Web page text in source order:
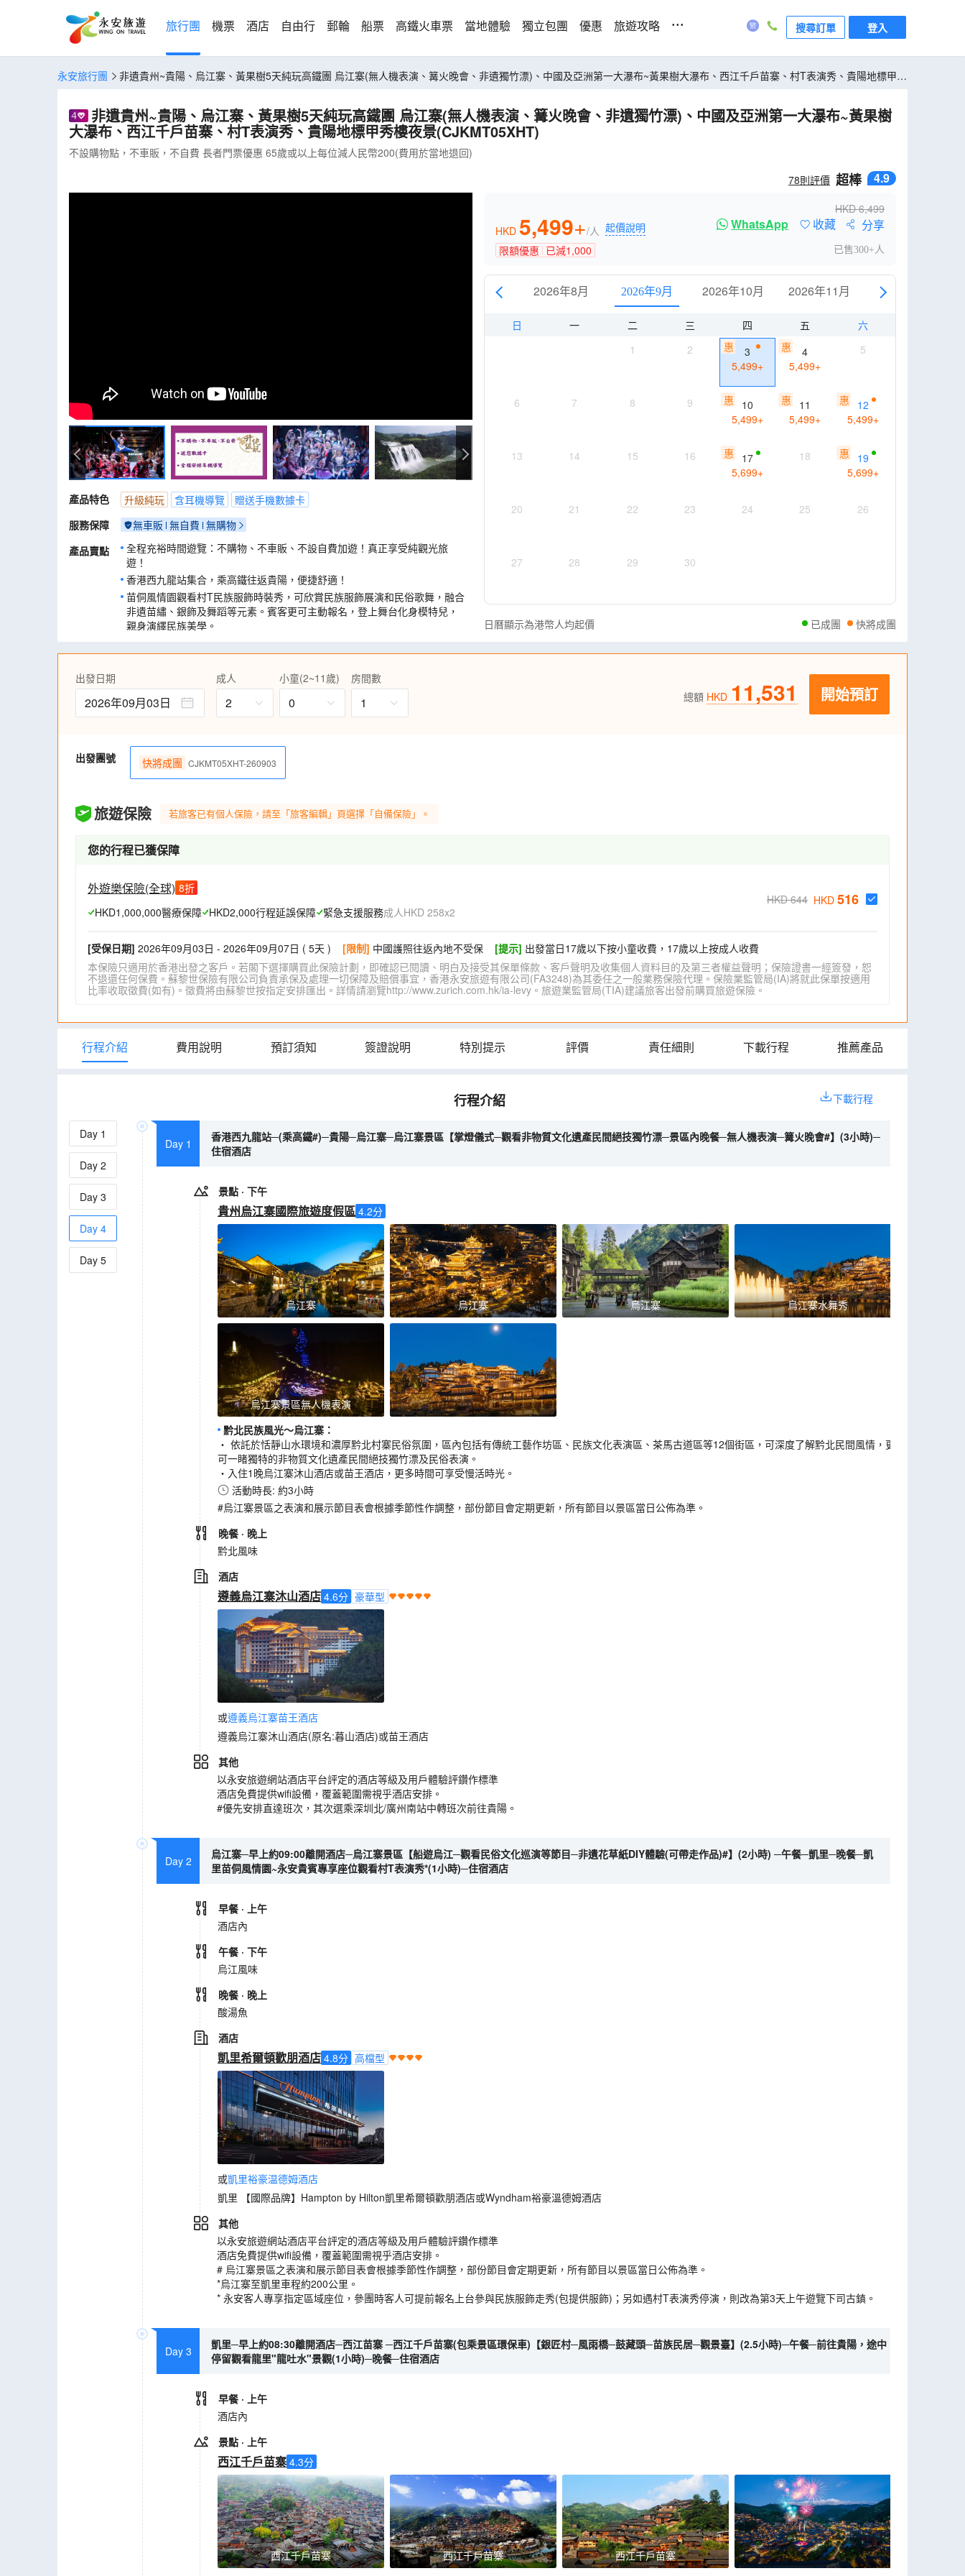
旅行團 機票 酒店 自由行 郵輪 船票 高鐵火車票 當地體驗 獨立包團 優惠 旅遊攻略 ... 搜尋訂單 登入
永安旅行團
非遺貴州~貴陽、烏江寨、黃果樹5天純玩高鐵團 烏江寨(無人機表演、篝火晚會、非遺獨竹漂)、中國及亞洲第一大瀑布~黃果樹大瀑布、西江千戶苗寨、村T表演秀、貴陽地標甲秀
非遺貴州~貴陽、烏江寨、黃果樹5天純玩高鐵團 烏江寨(無人機表演、篝火晚會、非遺獨竹漂)、中國及亞洲第一大瀑布~黃果樹
大瀑布、西江千戶苗寨、村T表演秀、貴陽地標甲秀樓夜景(CJKMT05XHT)
不設購物點，不車販，不自費 長者門票優惠 65歲或以上每位減人民幣200(費用於當地退回)
78則評價 超棒 4.9
凱里苗侗風情園~村T表演秀
產品特色 升級純玩 含耳機導覽
贈送手機數據卡
服務保障
無車販 無自費 無購物
產品賣點
全程充裕時間遊覽：不購物、不車販、不設自費加遊！真正享受純觀光旅
遊！
香港西九龍站集合，乘高鐵往返貴陽，便捷舒適！
苗侗風情園觀看村T民族服飾時裝秀，可欣賞民族服飾展演和民俗歌舞，融合
非遺苗繡、銀飾及舞蹈等元素。賓客更可主動報名，登上舞台化身模特兒，
親身演繹民族美學。
民間絕技獨竹漂，晚上更會上演震撼的音樂水舞秀、目不暇給的無人機表
演、熱鬧的篝火晚會。更可體驗非遺花草紙DIY。
到訪中國及亞洲第一大瀑布~黃果樹大瀑布，重本包門票、環保車及上行觀光
扶手電梯，輕鬆飽覽瀑布壯麗。
走進世界最大苗寨村寨~西江千戶苗寨，過千幢吊腳樓依山而建，蔚為壯觀。
風味等，從味蕾深入感受黔菜多元文化。
保證乘坐2+1座位VIP豪華旅遊車，舒適稱心，盡享愜意旅途。
【窩心體貼】 全程午、晚餐包酒水，包每位客人每天一瓶礦泉水。
家人、朋友分享，通訊無間斷。 (註3)
HKD6,499
HKD 5,499+/人 起價說明
限額優惠 已減1,000
WhatsApp 收藏 分享
已售300+人
2026年8月 2026年9月 2026年10月 2026年11月
日 一 二 三 四 五
六
1
2 惠
3
5,499+
惠
4
5,499+
5
6 7 8 9 惠
10
5,499+
惠
11
5,499+
惠
12
5,499+
13 14 15 16 惠
17
5,699+
18 惠
19
5,699+
20 21 22 23 24 25 26
27 28 29 30
日曆顯示為港幣人均起價 已成團 快將成團
出發日期
2026年09月03日
成人
2
小童(2~11歲)
0
房間數
1 總額 HKD 11,531 開始預訂
出發團號 快將成團 CJKMT05XHT-260903
旅遊保險 若旅客已有個人保險，請至「旅客編輯」頁選擇「自備保險」。
您的行程已獲保障
外遊樂保險(全球) 8折
HKD1,000,000醫療保障 HKD2,000行程延誤保障 緊急支援服務成人HKD 258x2
HKD 644 HKD 516
[受保日期] 2026年09月03日 - 2026年09月07日 ( 5天 ) [限制] 中國護照往返內地不受保 [提示] 出發當日17歲以下按小童收費，17歲以上按成人收費
本保險只適用於香港出發之客戶。若閣下選擇購買此保險計劃，即確認已閱讀、明白及接受其保單條款、客戶聲明及收集個人資料目的及第三者權益聲明；保險證書一經簽發，恕
不退還任何保費。蘇黎世保險有限公司負責承保及處理一切保障及賠償事宜，香港永安旅遊有限公司(FA3248)為其委任之一般業務保險代理。保險業監管局(IA)將就此保單按適用
比率收取徵費(如有)。徵費將由蘇黎世按指定安排匯出。詳情請瀏覽http://www.zurich.com.hk/ia-levy。旅遊業監管局(TIA)建議旅客出發前購買旅遊保險。
行程介紹 費用說明 預訂須知 簽證說明 特別提示 評價 責任細則 下載行程 推薦產品
行程介紹 下載行程
Day 1
Day 2
Day 3
Day 4
Day 5
Day 1
香港西九龍站─(乘高鐵#)─貴陽─烏江寨─烏江寨景區【掌燈儀式─觀看非物質文化遺產民間絕技獨竹漂─景區內晚餐─無人機表演─篝火晚會#】(3小時)─
住宿酒店
景點 · 下午
貴州烏江寨國際旅遊度假區 4.2分
烏江寨 烏江寨 烏江寨 烏江寨水舞秀
烏江寨景區無人機表演
黔北民族風光～烏江寨：
‧ 依託於恬靜山水環境和濃厚黔北村寨民俗氛圍，區內包括有傳統工藝作坊區、民族文化表演區、茶馬古道區等12個街區，可深度了解黔北民間風情，更
可一睹獨特的非物質文化遺產民間絕技獨竹漂及民俗表演。
‧入住1晚烏江寨沐山酒店或苗王酒店，更多時間可享受慢活時光。
活動時長: 約3小時
#烏江寨景區之表演和展示節目表會根據季節性作調整，部份節目會定期更新，所有節目以景區當日公佈為準。
晚餐 · 晚上
黔北風味
酒店
遵義烏江寨沐山酒店 4.6分 豪華型
或遵義烏江寨苗王酒店
遵義烏江寨沐山酒店(原名:暮山酒店)或苗王酒店
其他
以永安旅遊網站酒店平台評定的酒店等級及用戶體驗評鑽作標準
酒店免費提供wifi設備，覆蓋範圍需視乎酒店安排。
#優先安排直達班次，其次選乘深圳北/廣州南站中轉班次前往貴陽。
Day 2
烏江寨─早上約09:00離開酒店─烏江寨景區【船遊烏江─觀看民俗文化巡演等節目─非遺花草紙DIY體驗(可帶走作品)#】(2小時) ─午餐─凱里─晚餐─凱
里苗侗風情園~永安貴賓專享座位觀看村T表演秀*(1小時)─住宿酒店
早餐 · 上午
酒店內
午餐 · 下午
烏江風味
晚餐 · 晚上
酸湯魚
酒店
凱里希爾頓歡朋酒店 4.8分 高檔型
或凱里裕豪温德姆酒店
凱里 【國際品牌】Hampton by Hilton凱里希爾頓歡朋酒店或Wyndham裕豪溫德姆酒店
其他
以永安旅遊網站酒店平台評定的酒店等級及用戶體驗評鑽作標準
酒店免費提供wifi設備，覆蓋範圍需視乎酒店安排。
# 烏江寨景區之表演和展示節目表會根據季節性作調整，部份節目會定期更新，所有節目以景區當日公佈為準。
*烏江寨至凱里車程約200公里。
* 永安客人專享指定區域座位，參團時客人可提前報名上台參與民族服飾走秀(包提供服飾)；另如遇村T表演秀停演，則改為第3天上午遊覽下司古鎮。
Day 3
凱里─早上約08:30離開酒店─西江苗寨 ─西江千戶苗寨(包乘景區環保車)【銀匠村─風雨橋─鼓藏頭─苗族民居─觀景臺】(2.5小時)─午餐─前往貴陽，途中
停留觀看龍里"龍吐水"景觀(1小時)─晚餐─住宿酒店
早餐 · 上午
酒店內
景點 · 上午
西江千戶苗寨 4.3分
西江千戶苗寨 西江千戶苗寨
西江千戶苗寨